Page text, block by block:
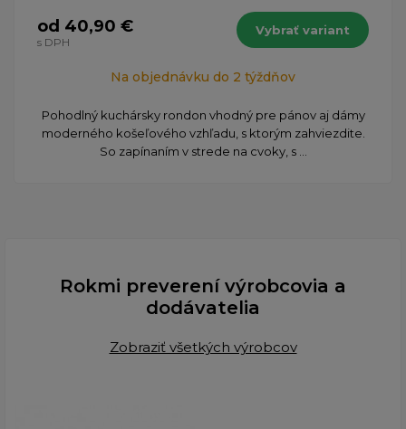
od 40,90 €
s DPH
Vybrať variant
Na objednávku do 2 týždňov
Pohodlný kuchársky rondon vhodný pre pánov aj dámy
moderného košeľového vzhľadu, s ktorým zahviezdite.
So zapínaním v strede na cvoky, s ...
Rokmi preverení výrobcovia a
dodávatelia
Zobraziť všetkých výrobcov